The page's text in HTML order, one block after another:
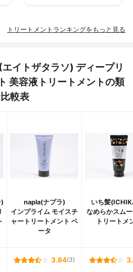
トリートメントランキングをもっと見る
イトザタラソ) ディープリ
美容液トリートメントの類
較表
napla(ナプラ)
インプライム モイスチ
ャートリートメント ベ
ータ
いち髪
なめらかスム
トリートメ
3.84(3)